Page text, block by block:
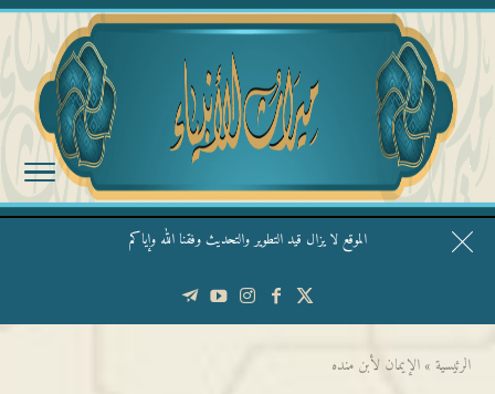
الموقع لا يزال قيد التطوير والتحديث وفقنا الله وإياكم
قال الشيخ ربيع وفقه الله: نحن ليس عندنا تقديس الأشخاص
الرئيسية » الإيمان لأبن منده